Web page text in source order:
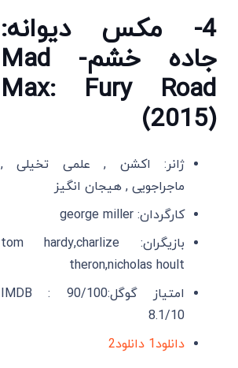
4- مکس دیوانه:
جاده خشم- Mad
Max: Fury Road
(2015)
ژانر: اکشن , علمی تخیلی ,
ماجراجویی , هیجان انگیز
کارگردان: george miller
بازیگران: tom hardy,charlize
theron,nicholas hoult
امتیاز گوگل:90/100 IMDB :
8.1/10
دانلود1
دانلود2